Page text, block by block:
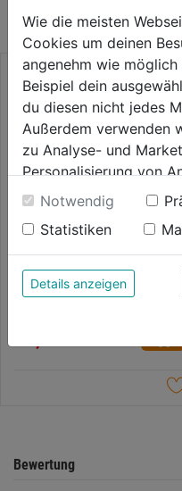
3/8" 7Z
Bewertung
Wie die meisten
Cookies um deinen
angenehm wie
Beispiel dein
du diesen nicht jedes
Außerdem verwenden
zu Analyse- und
Personalisierung von
Einwilligung werden
unter anderem auch in
Durch Klick auf "Alle
der Verwendung aller
anzeigen" findest du
unterschiedlichen
Konfigurieren" kannst
du zulassen möchtest
Datenschutzerklärung.
Notwendig
Statistiken
Details anzeigen